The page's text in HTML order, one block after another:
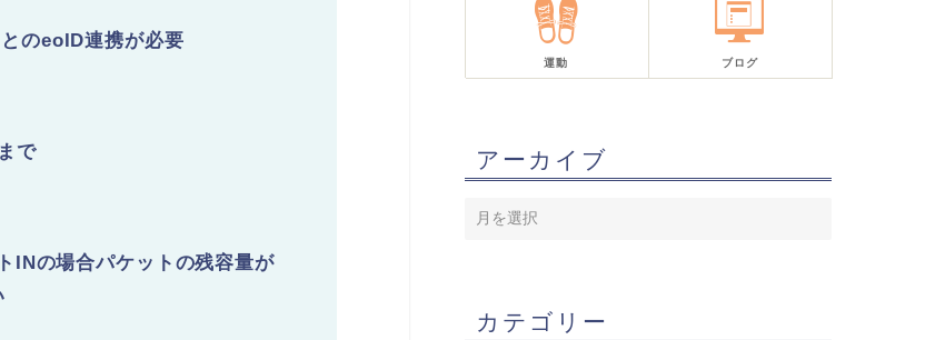
のeoID連携が必要
で
の場合パケットの残容量が
運動 ブログ
アーカイブ
カテゴリー